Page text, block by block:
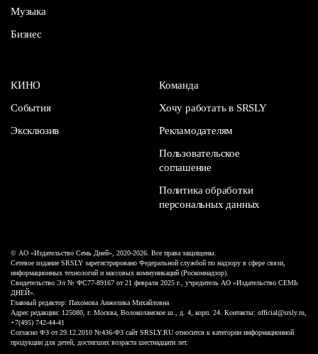
Музыка
Бизнес
КИНО
События
Эксклюзив
Команда
Хочу работать в SRSLY
Рекламодателям
Пользовательское
соглашение
Политика обработки
персональных данных
© АО «Издательство Семь Дней», 2020-2026. Все права защищены.
Сетевое издание SRSLY зарегистрировано Федеральной службой по надзору в сфере связи,
информационных технологий и массовых коммуникаций (Роскомнадзор).
Свидетельство Эл № ФС77-89167 от 21 февраля 2025 г., учредитель АО «Издательство СЕМЬ
ДНЕЙ».
Главный редактор: Пахомова Анжелика Михайловна
Адрес редакции: 125080, г. Москва, Волоколамское ш., д. 4, корп. 24. Контакты: official@srsly.ru,
+7(495) 742-44-41
Согласно ФЗ от 29.12.2010 №436-ФЗ сайт SRSLY.RU относится к категории информационной
продукции для детей, достигших возраста шестнадцати лет.